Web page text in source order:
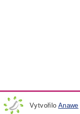
Vytvořilo Anawe